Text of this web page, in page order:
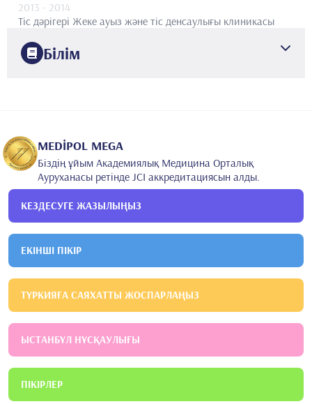
2013 - 2014
Тіс дәрігері Жеке ауыз және тіс денсаулығы клиникасы
Білім
MEDİPOL MEGA
Біздің ұйым Академиялық Медицина Орталық
Ауруханасы ретінде JCI аккредитациясын алды.
КЕЗДЕСУГЕ ЖАЗЫЛЫҢЫЗ
ЕКІНШІ ПІКІР
ТҮРКИЯҒА САЯХАТТЫ ЖОСПАРЛАҢЫЗ
ЫСТАНБҰЛ НҰСҚАУЛЫҒЫ
ПІКІРЛЕР